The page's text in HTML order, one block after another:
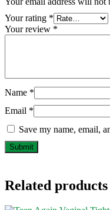
Your rating *
Your review *
Name *
Email *
Save my name, email,
Related products